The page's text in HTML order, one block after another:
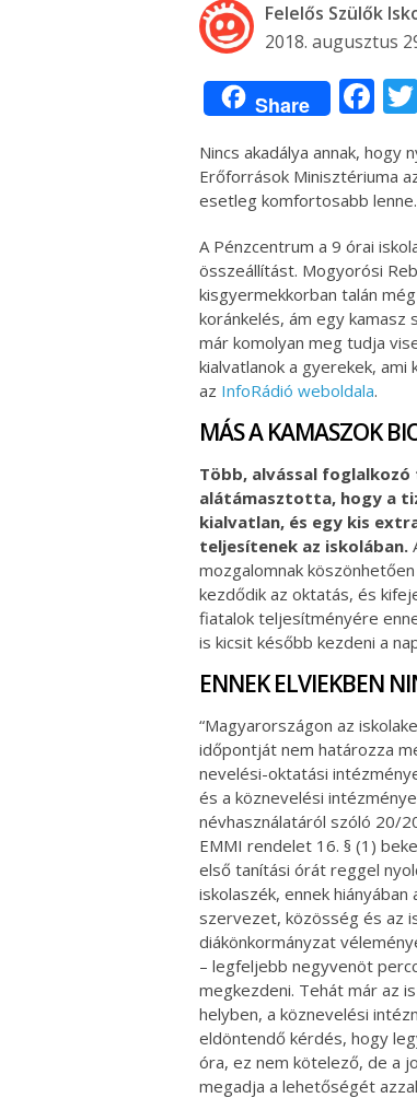
Felelős Szülők
2018. augusztus
Share
Nincs akadálya annak,
Erőforrások Minisztériuma
esetleg komfortosabb lenne.
A Pénzcentrum a 9 órai
összeállítást. Mogyorósi
kisgyermekkorban talán
koránkelés, ám egy
már komolyan meg tudja
kialvatlanok a gyerekek,
az InfoRádió weboldala.
MÁS A KAMASZOK
Több, alvással
alátámasztotta, hogy a
kialvatlan, és egy kis
teljesítenek az iskolában.
mozgalomnak
kezdődik az oktatás, és
fiatalok teljesítményére
is kicsit később kezdeni a
ENNEK ELVIEKBEN
“Magyarországon az
időpontját nem határozza
nevelési-oktatási
és a köznevelési
névhasználatáról szóló 20/
EMMI rendelet 16. § (1)
első tanítási órát reggel
iskolaszék, ennek hiányában
szervezet, közösség és az
diákönkormányzat
– legfeljebb negyvenöt
megkezdeni. Tehát már az
helyben, a köznevelési
eldöntendő kérdés, hogy
óra, ez nem kötelező, de a
megadja a lehetőségét